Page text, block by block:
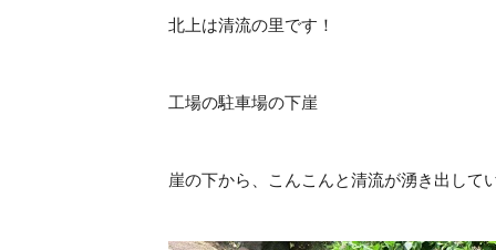
北上は清流の里です！
工場の駐車場の下崖
崖の下から、こんこんと清流が湧き出して